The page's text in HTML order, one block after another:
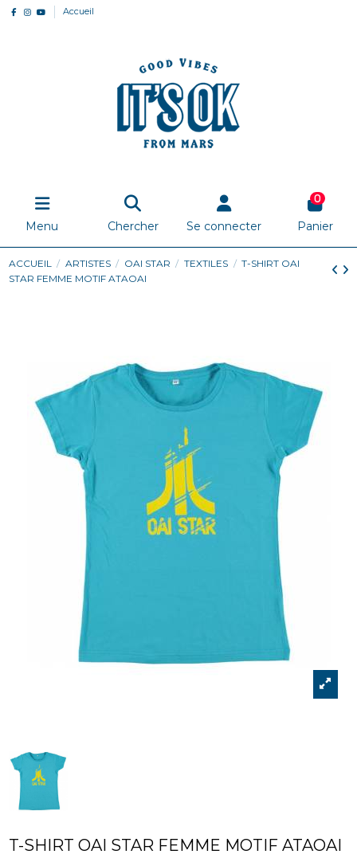
Accueil
Menu Chercher Se connecter
0
Panier
ACCUEIL ARTISTES OAI STAR TEXTILES
T-SHIRT OAI
STAR FEMME MOTIF ATAOAI
T-SHIRT OAI STAR FEMME MOTIF ATAOAI